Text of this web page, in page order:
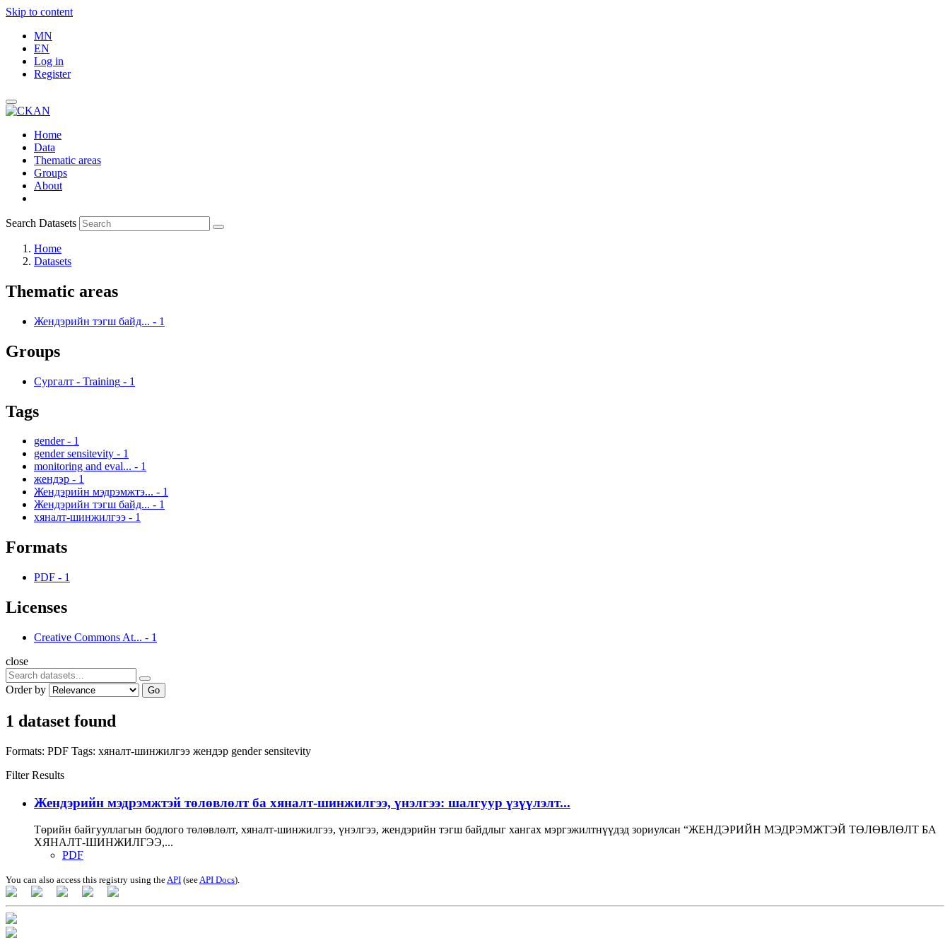
Skip to content
MN
EN
Log in
Register
Home
Data
Thematic areas
Groups
About
Search Datasets
Home
Datasets
Thematic areas
Жендэрийн тэгш байд... - 1
Groups
Сургалт - Training - 1
Tags
gender - 1
gender sensitevity - 1
monitoring and eval... - 1
жендэр - 1
Жендэрийн мэдрэмжтэ... - 1
Жендэрийн тэгш байд... - 1
хяналт-шинжилгээ - 1
Formats
PDF - 1
Licenses
Creative Commons At... - 1
close
Order by Go
1 dataset found
Formats: PDF Tags: хяналт-шинжилгээ жендэр gender sensitevity
Filter Results
Жендэрийн мэдрэмжтэй төлөвлөлт ба хяналт-шинжилгээ, үнэлгээ: шалгуур үзүүлэлт...
Төрийн байгууллагын бодлого төлөвлөлт, хяналт-шинжилгээ, үнэлгээ, жендэрийн тэгш байдлыг хангах мэргэжилтнүүдэд зориулсан “ЖЕНДЭРИЙН МЭДРЭМЖТЭЙ ТӨЛӨВЛӨЛТ БА
ХЯНАЛТ-ШИНЖИЛГЭЭ,...
PDF
You can also access this registry using theAPI (seeAPI Docs).